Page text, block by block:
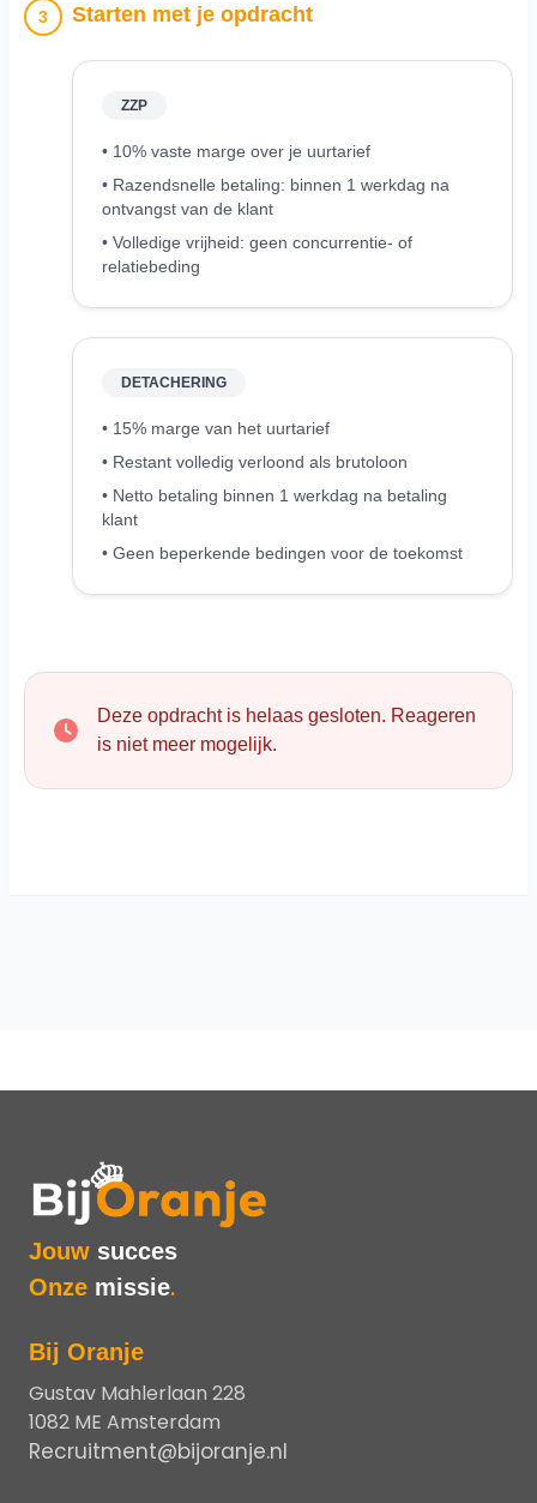
3 Starten met je opdracht
ZZP
• 10% vaste marge over je uurtarief
• Razendsnelle betaling: binnen 1 werkdag na
ontvangst van de klant
• Volledige vrijheid: geen concurrentie- of
relatiebeding
DETACHERING
• 15% marge van het uurtarief
• Restant volledig verloond als brutoloon
• Netto betaling binnen 1 werkdag na betaling
klant
• Geen beperkende bedingen voor de toekomst
Deze opdracht is helaas gesloten. Reageren
is niet meer mogelijk.
Jouw succes
Onze missie.
Bij Oranje
Gustav Mahlerlaan 228
1082 ME Amsterdam
Recruitment@bijoranje.nl